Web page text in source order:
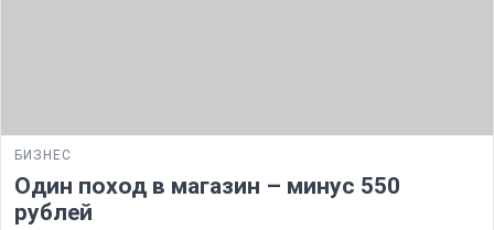
БИЗНЕС
Один поход в магазин – минус 550
рублей